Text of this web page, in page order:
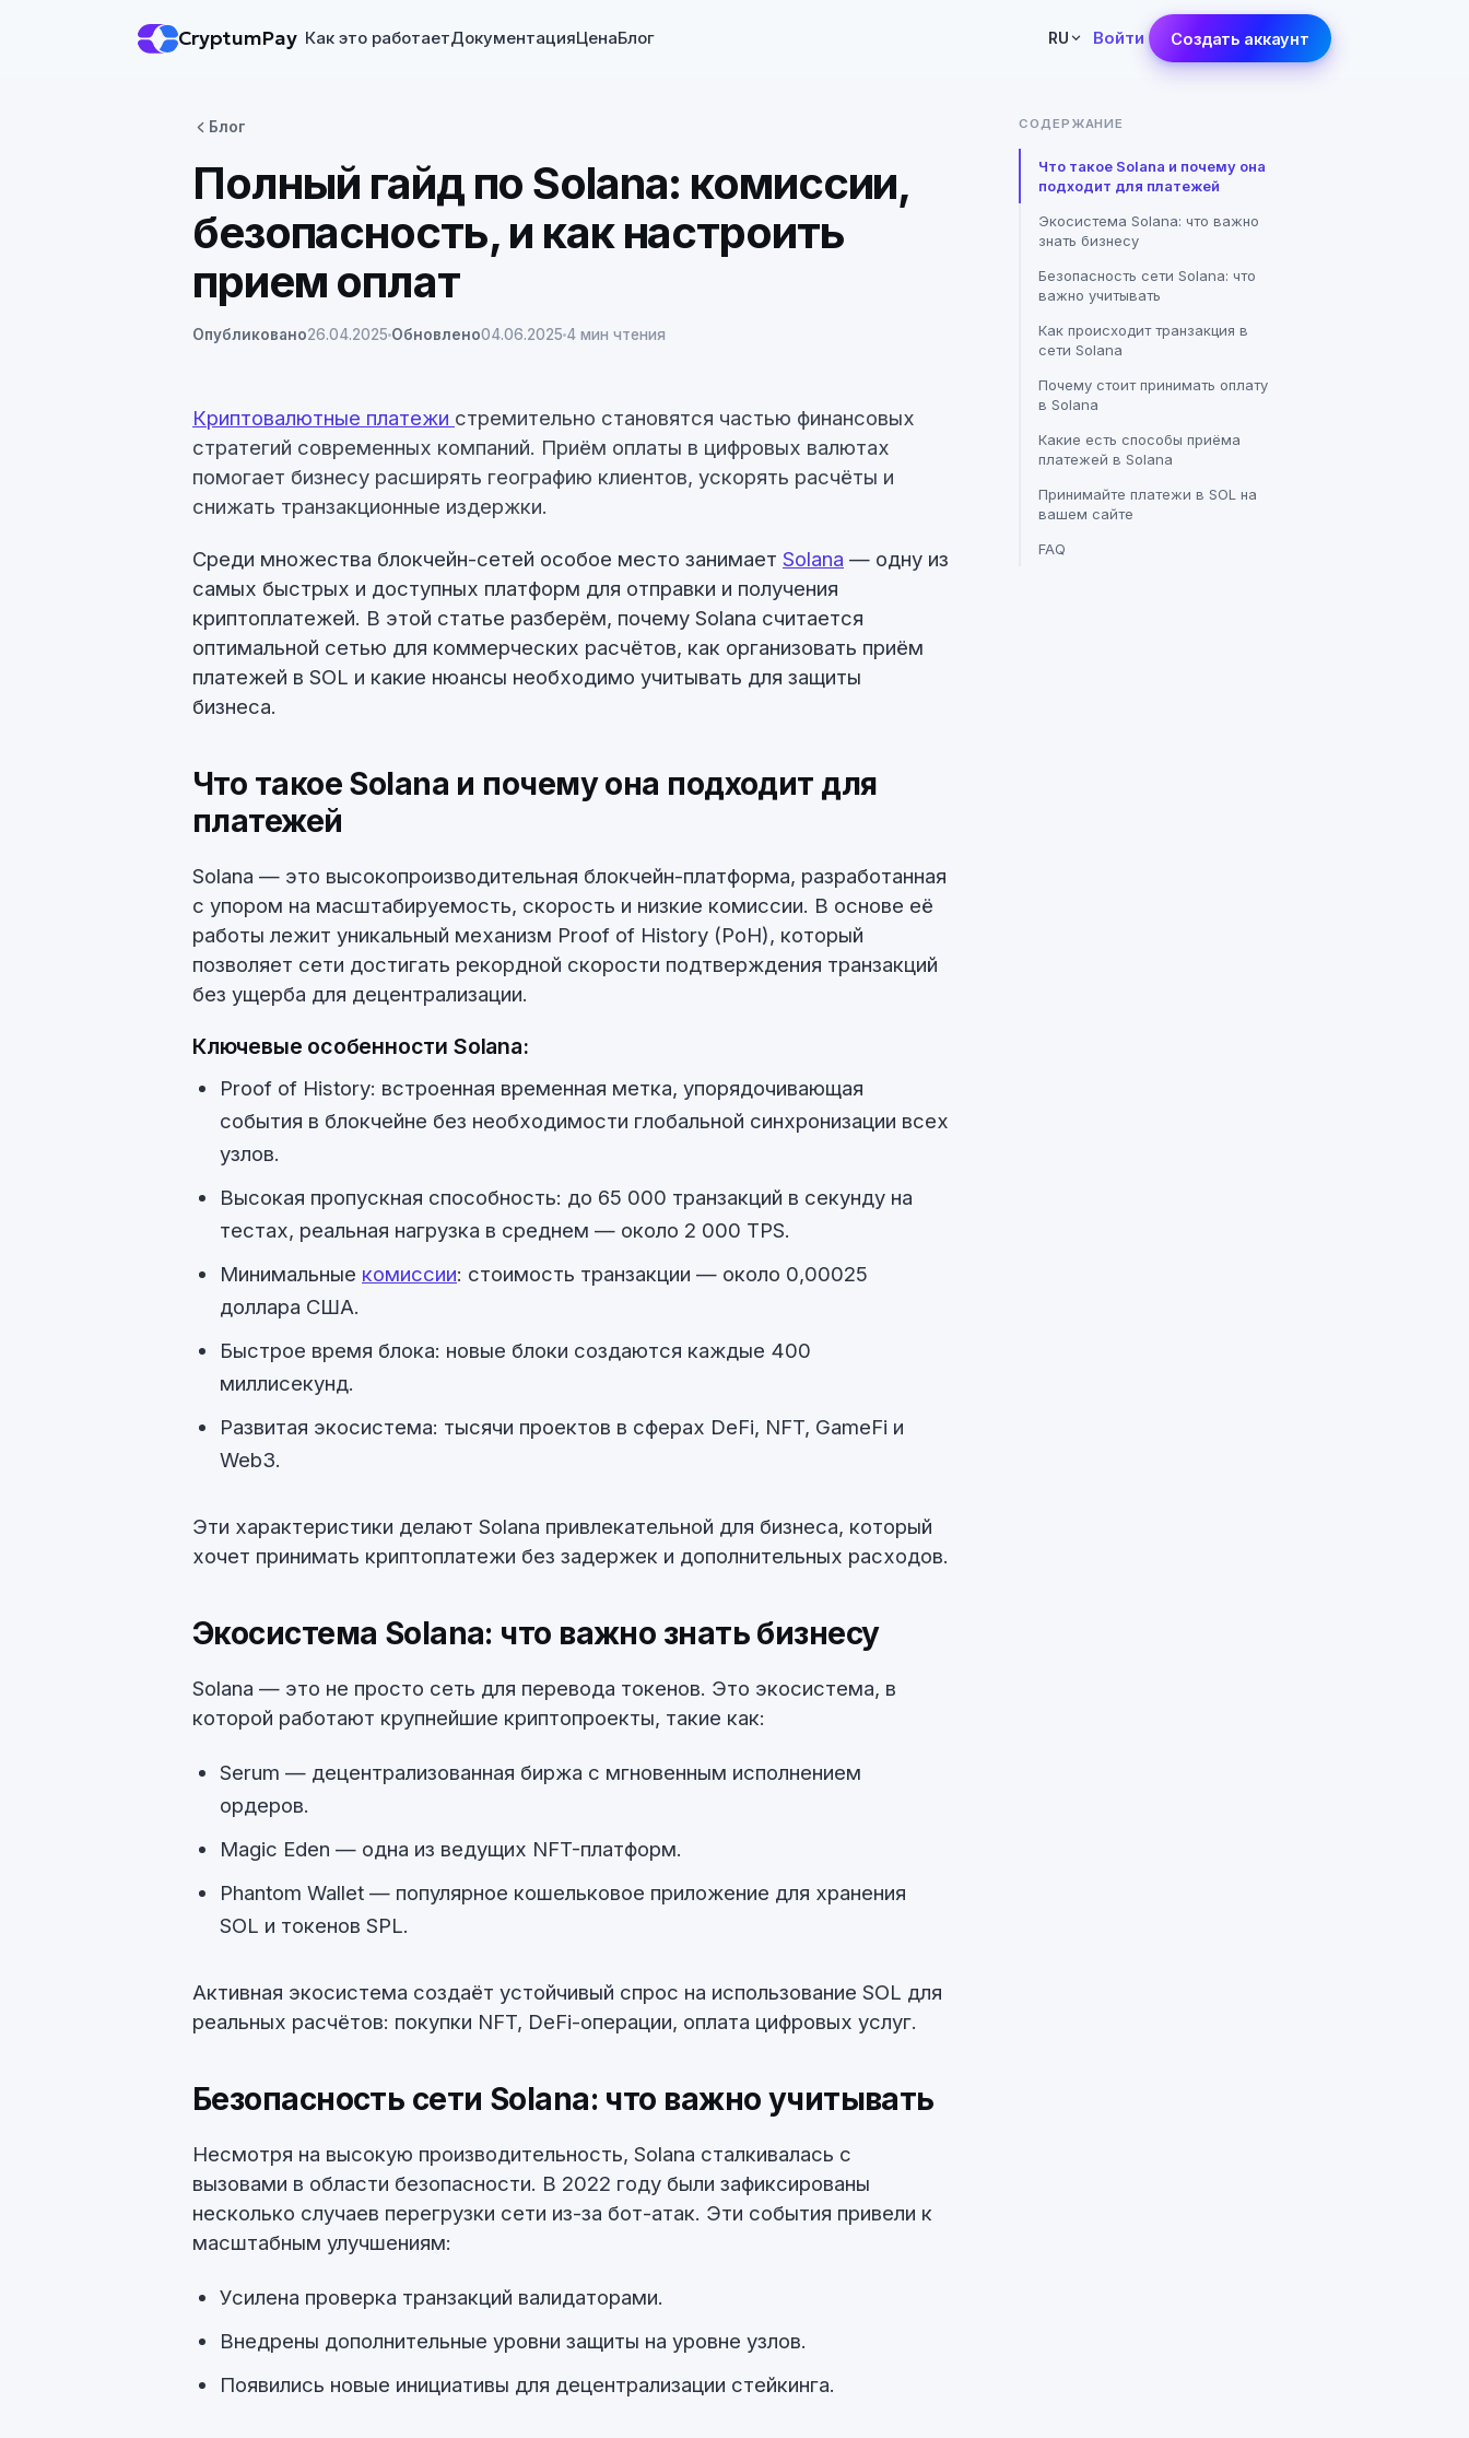
CryptumPay Как это работаетДокументацияЦенаБлог RU Войти Создать аккаунт
Блог
Полный гайд по Solana: комиссии,
безопасность, и как настроить
прием оплат
Опубликовано26.04.2025 Обновлено04.06.2025 4 мин чтения
Криптовалютные платежи стремительно становятся частью финансовых
стратегий современных компаний. Приём оплаты в цифровых валютах
помогает бизнесу расширять географию клиентов, ускорять расчёты и
снижать транзакционные издержки.
Среди множества блокчейн-сетей особое место занимает Solana — одну из
самых быстрых и доступных платформ для отправки и получения
криптоплатежей. В этой статье разберём, почему Solana считается
оптимальной сетью для коммерческих расчётов, как организовать приём
платежей в SOL и какие нюансы необходимо учитывать для защиты
бизнеса.
Что такое Solana и почему она подходит для
платежей
Solana — это высокопроизводительная блокчейн-платформа, разработанная
с упором на масштабируемость, скорость и низкие комиссии. В основе её
работы лежит уникальный механизм Proof of History (PoH), который
позволяет сети достигать рекордной скорости подтверждения транзакций
без ущерба для децентрализации.
Ключевые особенности Solana:
Proof of History: встроенная временная метка, упорядочивающая
события в блокчейне без необходимости глобальной синхронизации всех
узлов.
Высокая пропускная способность: до 65 000 транзакций в секунду на
тестах, реальная нагрузка в среднем — около 2 000 TPS.
Минимальные комиссии: стоимость транзакции — около 0,00025
доллара США.
Быстрое время блока: новые блоки создаются каждые 400
миллисекунд.
Развитая экосистема: тысячи проектов в сферах DeFi, NFT, GameFi и
Web3.
Эти характеристики делают Solana привлекательной для бизнеса, который
хочет принимать криптоплатежи без задержек и дополнительных расходов.
Экосистема Solana: что важно знать бизнесу
Solana — это не просто сеть для перевода токенов. Это экосистема, в
которой работают крупнейшие криптопроекты, такие как:
Serum — децентрализованная биржа с мгновенным исполнением
ордеров.
Magic Eden — одна из ведущих NFT-платформ.
Phantom Wallet — популярное кошельковое приложение для хранения
SOL и токенов SPL.
Активная экосистема создаёт устойчивый спрос на использование SOL для
реальных расчётов: покупки NFT, DeFi-операции, оплата цифровых услуг.
Безопасность сети Solana: что важно учитывать
Несмотря на высокую производительность, Solana сталкивалась с
вызовами в области безопасности. В 2022 году были зафиксированы
несколько случаев перегрузки сети из-за бот-атак. Эти события привели к
масштабным улучшениям:
Усилена проверка транзакций валидаторами.
Внедрены дополнительные уровни защиты на уровне узлов.
Появились новые инициативы для децентрализации стейкинга.
СОДЕРЖАНИЕ
Что такое Solana и почему она
подходит для платежей
Экосистема Solana: что важно
знать бизнесу
Безопасность сети Solana: что
важно учитывать
Как происходит транзакция в
сети Solana
Почему стоит принимать оплату
в Solana
Какие есть способы приёма
платежей в Solana
Принимайте платежи в SOL на
вашем сайте
FAQ